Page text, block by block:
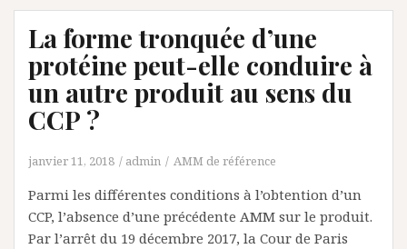
La forme tronquée d’une
protéine peut-elle conduire à
un autre produit au sens du
CCP ?
janvier 11, 2018 admin AMM de référence
Parmi les différentes conditions à l’obtention d’un
CCP, l’absence d’une précédente AMM sur le produit.
Par l’arrêt du 19 décembre 2017, la Cour de Paris